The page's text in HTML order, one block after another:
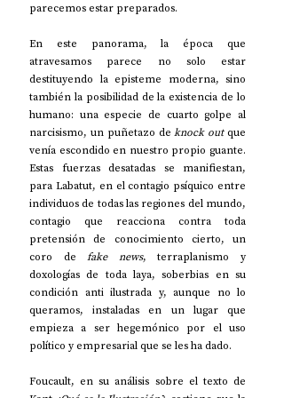
parecemos estar preparados.
En este panorama, la época que
atravesamos parece no solo estar
destituyendo la episteme moderna, sino
también la posibilidad de la existencia de lo
humano: una especie de cuarto golpe al
narcisismo, un puñetazo de knock out que
venía escondido en nuestro propio guante.
Estas fuerzas desatadas se manifiestan,
para Labatut, en el contagio psíquico entre
individuos de todas las regiones del mundo,
contagio que reacciona contra toda
pretensión de conocimiento cierto, un
coro de fake news, terraplanismo y
doxologías de toda laya, soberbias en su
condición anti ilustrada y, aunque no lo
queramos, instaladas en un lugar que
empieza a ser hegemónico por el uso
político y empresarial que se les ha dado.
Foucault, en su análisis sobre el texto de